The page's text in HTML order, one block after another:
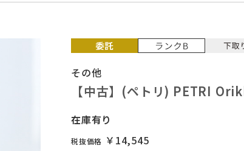
その他
【中古】(ペトリ) PETRI
在庫有り
税抜価格 ￥14,545